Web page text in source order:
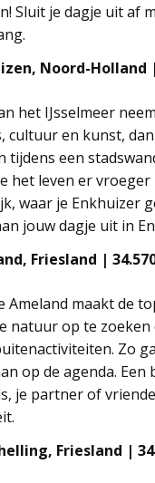
Sluit je dagje uit af
Noord-
het IJsselmeer
cultuur en kunst,
tijdens een
het leven er
waar je Enkhuizer
jouw dagje uit in
Friesland |
Ameland maakt de
natuur op te
Zo
op de agenda.
je partner of
Friesland |